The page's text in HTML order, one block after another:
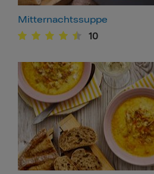
Mitternachtssuppe
10